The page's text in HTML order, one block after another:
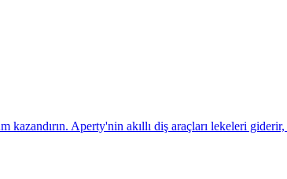
Aperty'nin akıllı diş araçları lekeleri